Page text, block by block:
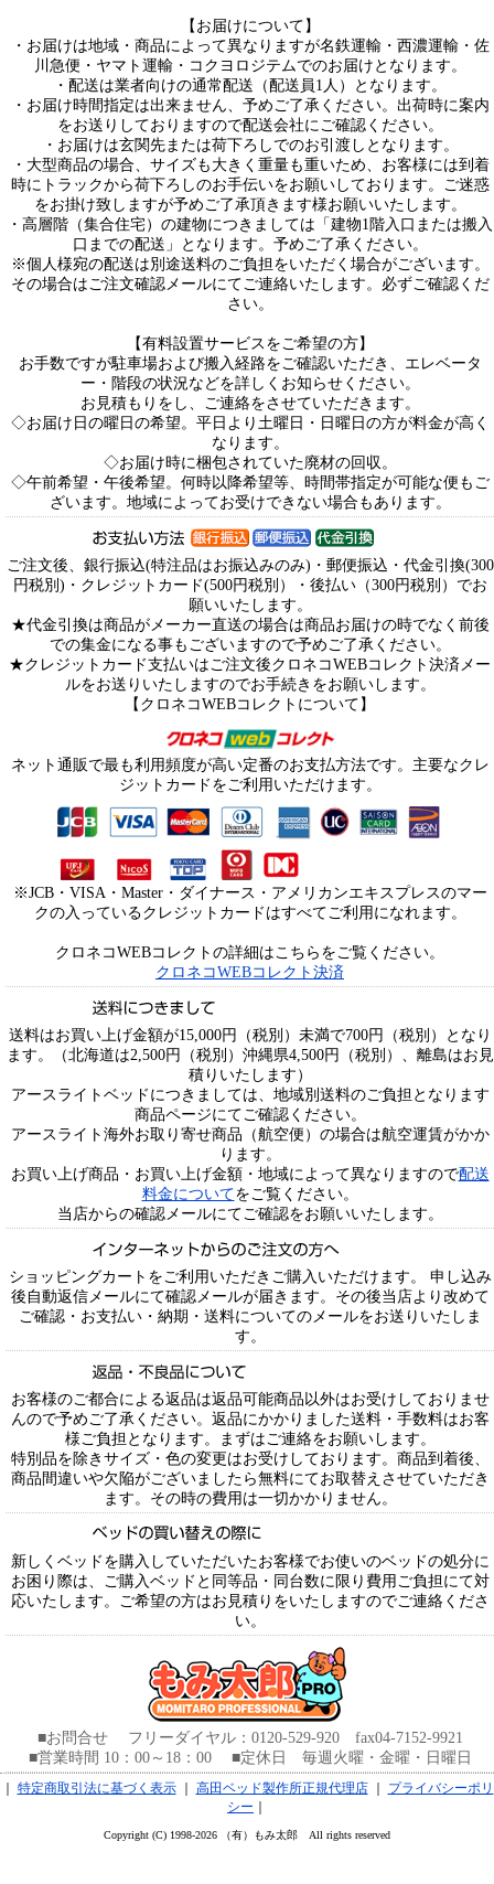
【お届けについて】
・お届けは地域・商品によって異なりますが名鉄運輸・西濃運輸・佐
川急便・ヤマト運輸・コクヨロジテムでのお届けとなります。
・配送は業者向けの通常配送（配送員1人）となります。
・お届け時間指定は出来ません、予めご了承ください。出荷時に案内
をお送りしておりますので配送会社にご確認ください。
・お届けは玄関先または荷下ろしでのお引渡しとなります。
・大型商品の場合、サイズも大きく重量も重いため、お客様には到着
時にトラックから荷下ろしのお手伝いをお願いしております。ご迷惑
をお掛け致しますが予めご了承頂きます様お願いいたします。
・高層階（集合住宅）の建物につきましては「建物1階入口または搬入
口までの配送」となります。予めご了承ください。
※個人様宛の配送は別途送料のご負担をいただく場合がございます。
その場合はご注文確認メールにてご連絡いたします。必ずご確認くだ
さい。
【有料設置サービスをご希望の方】
お手数ですが駐車場および搬入経路をご確認いただき、エレベータ
ー・階段の状況などを詳しくお知らせください。
お見積もりをし、ご連絡をさせていただきます。
◇お届け日の曜日の希望。平日より土曜日・日曜日の方が料金が高く
なります。
◇お届け時に梱包されていた廃材の回収。
◇午前希望・午後希望。何時以降希望等、時間帯指定が可能な便もご
ざいます。地域によってお受けできない場合もあります。
ご注文後、銀行振込(特注品はお振込みのみ)・郵便振込・代金引換(300
円税別)・クレジットカード(500円税別）・後払い（300円税別）でお
願いいたします。
★代金引換は商品がメーカー直送の場合は商品お届けの時でなく前後
での集金になる事もございますので予めご了承ください。
★クレジットカード支払いはご注文後クロネコWEBコレクト決済メー
ルをお送りいたしますのでお手続きをお願いします。
【クロネコWEBコレクトについて】
ネット通販で最も利用頻度が高い定番のお支払方法です。主要なクレ
ジットカードをご利用いただけます。
※JCB・VISA・Master・ダイナース・アメリカンエキスプレスのマー
クの入っているクレジットカードはすべてご利用になれます。
クロネコWEBコレクトの詳細はこちらをご覧ください。
クロネコWEBコレクト決済
送料はお買い上げ金額が15,000円（税別）未満で700円（税別）となり
ます。（北海道は2,500円（税別）沖縄県4,500円（税別）、離島はお見
積りいたします）
アースライトベッドにつきましては、地域別送料のご負担となります
商品ページにてご確認ください。
アースライト海外お取り寄せ商品（航空便）の場合は航空運賃がかか
ります。
お買い上げ商品・お買い上げ金額・地域によって異なりますので配送
料金についてをご覧ください。
当店からの確認メールにてご確認をお願いいたします。
ショッピングカートをご利用いただきご購入いただけます。 申し込み
後自動返信メールにて確認メールが届きます。その後当店より改めて
ご確認・お支払い・納期・送料についてのメールをお送りいたしま
す。
お客様のご都合による返品は返品可能商品以外はお受けしておりませ
んので予めご了承ください。返品にかかりました送料・手数料はお客
様ご負担となります。まずはご連絡をお願いします。
特別品を除きサイズ・色の変更はお受けしております。商品到着後、
商品間違いや欠陥がございましたら無料にてお取替えさせていただき
ます。その時の費用は一切かかりません。
新しくベッドを購入していただいたお客様でお使いのベッドの処分に
お困り際は、ご購入ベッドと同等品・同台数に限り費用ご負担にて対
応いたします。ご希望の方はお見積りをいたしますのでご連絡くださ
い。
■お問合せ フリーダイヤル：0120-529-920 fax04-7152-9921
■営業時間 10：00～18：00 ■定休日 毎週火曜・金曜・日曜日
｜ 特定商取引法に基づく表示｜ 高田ベッド製作所正規代理店｜
プライバシーポリ
シー ｜
Copyright (C) 1998-2026 （有）もみ太郎 All rights reserved